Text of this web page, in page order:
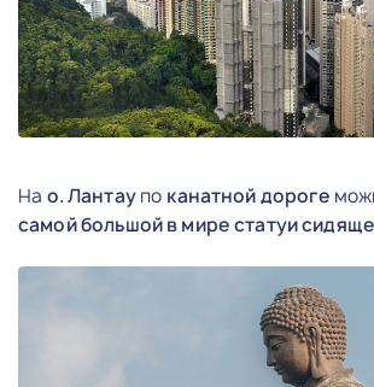
Нао. Лантаупо канатной дороге
самой большой в мире статуи